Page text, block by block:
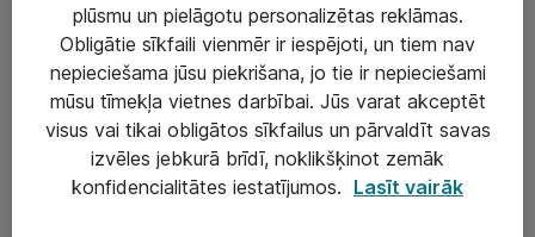
Risinājumi & Pakalpojumi
IT serviss un atbalsts
IT infrastruktūra
Darba vietu IT risinājumi
plūsmu un pielāgotu personalizētas reklāmas.
Obligātie sīkfaili vienmēr ir iespējoti, un tiem nav
nepieciešama jūsu piekrišana, jo tie ir nepieciešami
mūsu tīmekļa vietnes darbībai. Jūs varat akceptēt
visus vai tikai obligātos sīkfailus un pārvaldīt savas
izvēles jebkurā brīdī, noklikšķinot zemāk
konfidencialitātes iestatījumos. Lasīt vairāk